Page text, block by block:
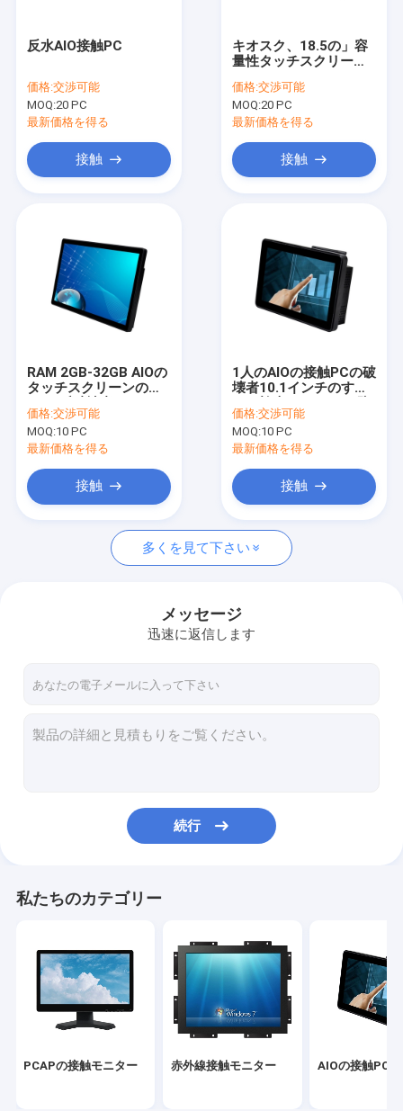
製品
企業情報
会社案内
お問い合わせ
ニュース
すべての場合
PCAPの接触モニター
PCAPのタッチ画面
PCAPの接触ホイル
TFT LCDのパネル
表面の音波のタッチ画面
曲げられたタッチ画面のモニター
反水AIO接触PC
価格:交渉可能
MOQ:20 PC
最新価格を得る
接触
キオスク、18.5の」容
量性タッチスクリーン
FCCの多接触すべて
価格:交渉可能
MOQ:20 PC
最新価格を得る
接触
RAM 2GB-32GB AIOの
タッチスクリーンの
つの接触卓上のすべて
価格:交渉可能
MOQ:10 PC
最新価格を得る
接触
1人のAIOの接触PCの破
壊者10.1インチのすべ
水しなさい
価格:交渉可能
MOQ:10 PC
最新価格を得る
接触
多くを見て下さい
メッセージ
迅速に返信します
続行
私たちのカテゴリー
PCAPの接触モニター 赤外線接触モニター AIOの接触PC